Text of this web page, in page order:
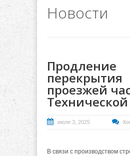
Новости
Продление
перекрытия
проезжей
Технической
июля 3, 2025
В связи с производством